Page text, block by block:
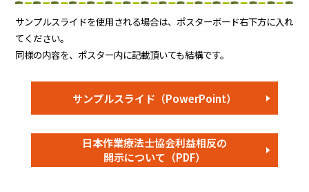
サンプルスライドを使用される場合は、ポスターボード右下方に入れ
てください。
同様の内容を、ポスター内に記載頂いても結構です。
サンプルスライド（PowerPoint）
日本作業療法士協会利益相反の
開示について（PDF）